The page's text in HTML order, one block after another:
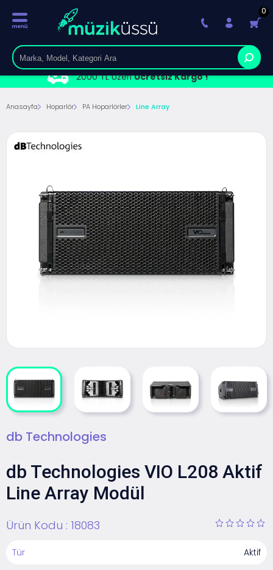
2000 TL ÜzeriÜcretsiz Kargo !
0
Anasayfa Hoparlör PA Hoparlörler Line Array
db Technologies
db Technologies VIO L208 Aktif
Line Array Modül
Ürün Kodu : 18083
Tür
Aktif